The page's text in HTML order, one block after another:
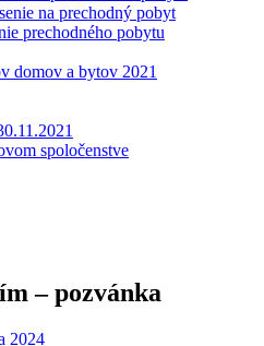
na prechodný pobyt
prechodného pobytu
domov a bytov 2021
spoločenstve
– pozvánka
2024